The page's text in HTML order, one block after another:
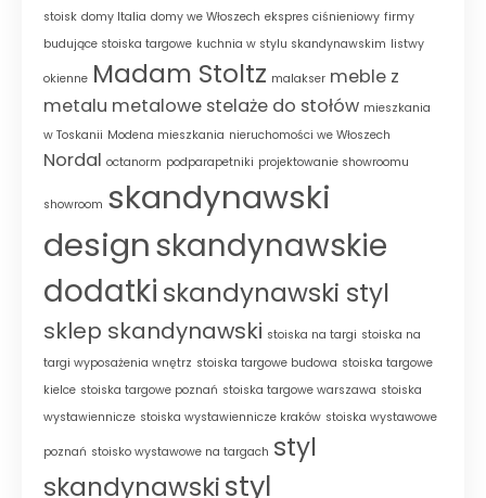
stoisk domy Italia domy we Włoszech ekspres ciśnieniowy firmy
budujące stoiska targowe kuchnia w stylu skandynawskim listwy
okienne Madam Stoltz malakser meble z
metalu metalowe stelaże do stołów mieszkania
w Toskanii Modena mieszkania nieruchomości we Włoszech
Nordal octanorm podparapetniki projektowanie showroomu
showroom skandynawski
designskandynawskie
dodatki skandynawski styl
sklep skandynawski stoiska na targi stoiska na
targi wyposażenia wnętrz stoiska targowe budowa stoiska targowe
kielce stoiska targowe poznań stoiska targowe warszawa stoiska
wystawiennicze stoiska wystawiennicze kraków stoiska wystawowe
poznań stoisko wystawowe na targach styl
skandynawskistyl